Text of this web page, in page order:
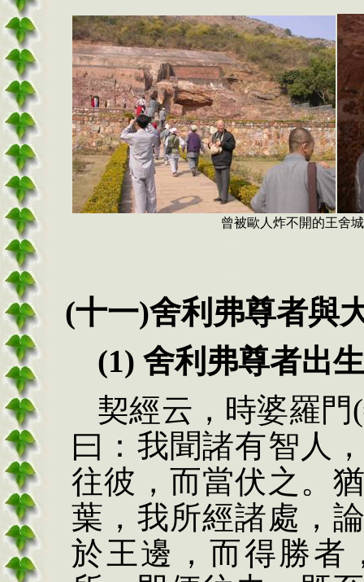
曾被歐人炸不開的王舍
(十一)舍利弗尊者與
(1) 舍利弗尊者出
契經云，時婆羅門
曰：我聞諸有智人
往彼，而當伏之。
葉，我所經諸處，
於王邊，而得勝者